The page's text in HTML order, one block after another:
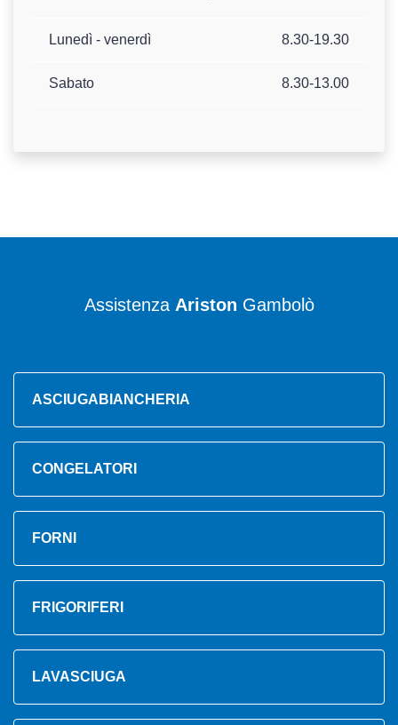
Lunedì - venerdì 8.30-19.30
Sabato 8.30-13.00
Assistenza Ariston Gambolò
ASCIUGABIANCHERIA
CONGELATORI
FORNI
FRIGORIFERI
LAVASCIUGA